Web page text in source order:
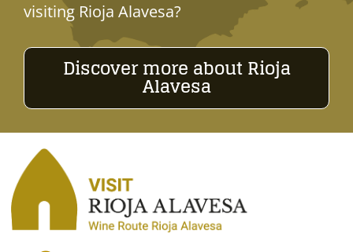
visiting Rioja Alavesa?
Discover more about Rioja
Alavesa